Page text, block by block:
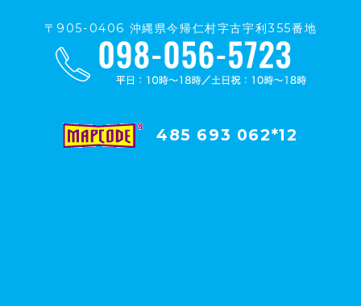
〒905-0406 沖縄県今帰仁村字古宇利355番地
485 693 062*12